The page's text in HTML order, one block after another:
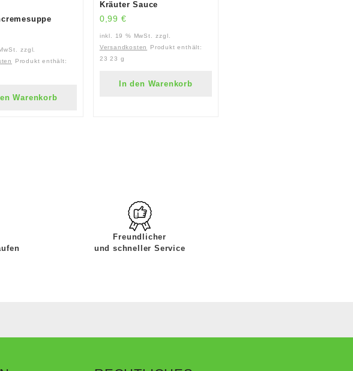
zzgl.
Produkt enthält:
Warenkorb
Kräuter Sauce
0,99 €
inkl. 19 % MwSt.
zzgl.
Versandkosten
Produkt enthält:
2323 g
In den Warenkorb
Freundlicher
und schneller Service